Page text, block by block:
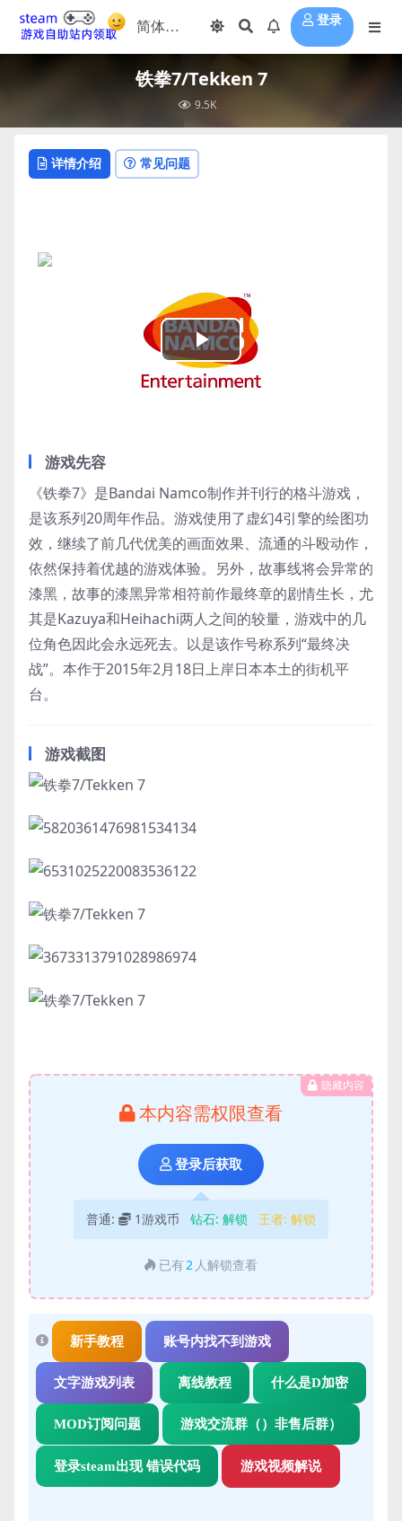
登录
铁拳7/Tekken 7
9.5K
详情介绍 常见问题
Play
游戏先容
《铁拳7》是Bandai Namco制作并刊行的格斗游戏，
是该系列20周年作品。游戏使用了虚幻4引擎的绘图功
效，继续了前几代优美的画面效果、流通的斗殴动作，
依然保持着优越的游戏体验。另外，故事线将会异常的
漆黑，故事的漆黑异常相符前作最终章的剧情生长，尤
其是Kazuya和Heihachi两人之间的较量，游戏中的几
位角色因此会永远死去。以是该作号称系列“最终决
战”。本作于2015年2月18日上岸日本本土的街机平
台。
游戏截图
隐藏内容
本内容需权限查看
登录后获取
普通: 1游戏币 钻石: 解锁 王者: 解锁
已有 2 人解锁查看
新手教程 账号内找不到游戏
文字游戏列表 离线教程 什么是D加密
MOD订阅问题 游戏交流群（）非售后群）
登录steam出现 错误代码 游戏视频解说